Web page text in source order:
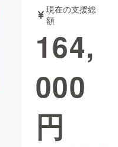
音楽
ゲーム・サ
現在の支援総
額
164,
000
円